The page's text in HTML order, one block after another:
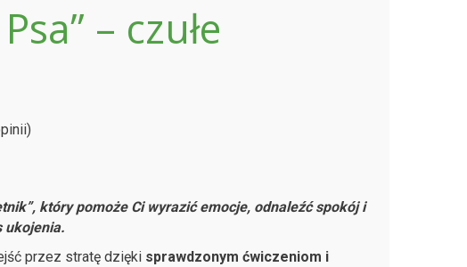
– czułe
zł.
który pomoże Ci wyrazić emocje, odnaleźć spokój i
ukojenia.
przez stratę dzięki sprawdzonym ćwiczeniom i